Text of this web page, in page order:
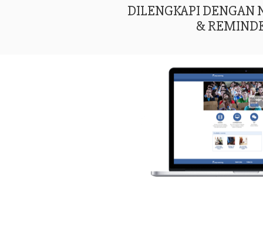
DILENGKAPI DENGAN
&